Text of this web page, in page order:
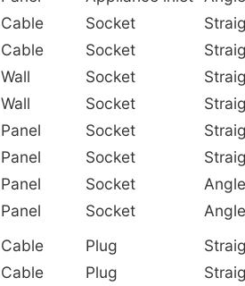
Cable Socket
Cable Socket
Wall Socket
Wall Socket
Panel Socket
Panel Socket
Panel Socket
Panel Socket
Cable Plug
Cable Plug